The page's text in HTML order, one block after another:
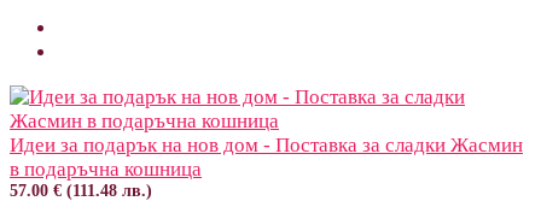
Идеи за подарък на нов дом - Поставка за сладки Жасмин
в подаръчна кошница
57.00 € (111.48 лв.)